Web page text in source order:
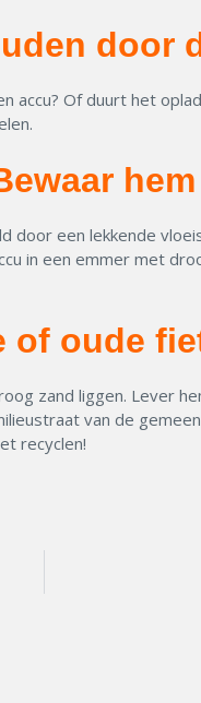
door
Of duurt het
door een lekkende
in een emmer met
of oude
zand liggen. Lever
van de
recyclen!